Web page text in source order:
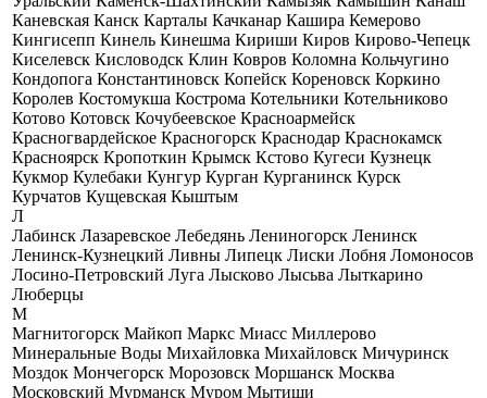
Каневская Канск Карталы Качканар Кашира Кемерово
Кингисепп Кинель Кинешма Кириши Киров Кирово-Чепецк
Киселевск Кисловодск Клин Ковров Коломна Кольчугино
Кондопога Константиновск Копейск Кореновск Коркино
Королев Костомукша Кострома Котельники Котельниково
Котово Котовск Кочубеевское Красноармейск
Красногвардейское Красногорск Краснодар Краснокамск
Красноярск Кропоткин Крымск Кстово Кугеси Кузнецк
Кукмор Кулебаки Кунгур Курган Курганинск Курск
Курчатов Кущевская Кыштым
Л
Лабинск Лазаревское Лебедянь Лениногорск Ленинск
Ленинск-Кузнецкий Ливны Липецк Лиски Лобня Ломоносов
Лосино-Петровский Луга Лысково Лысьва Лыткарино
Люберцы
М
Магнитогорск Майкоп Маркс Миасс Миллерово
Минеральные Воды Михайловка Михайловск Мичуринск
Моздок Мончегорск Морозовск Моршанск Москва
Московский Мурманск Муром Мытищи